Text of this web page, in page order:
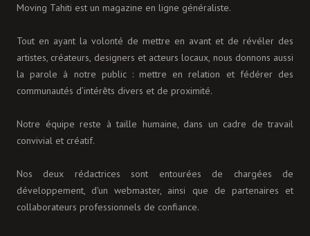
Moving Tahiti est un magazine en ligne généraliste.
Tout en ayant la volonté de mettre en avant et de révéler des
artistes, créateurs, designers et acteurs locaux, nous donnons aussi
la parole à notre public : mettre en relation et fédérer des
communautés d’intérêts divers et de proximité.
Notre équipe reste à taille humaine, dans un cadre de travail
convivial et créatif.
Nos deux rédactrices sont entourées de chargées de
développement, d'un webmaster, ainsi que de partenaires et
collaborateurs professionnels de confiance.